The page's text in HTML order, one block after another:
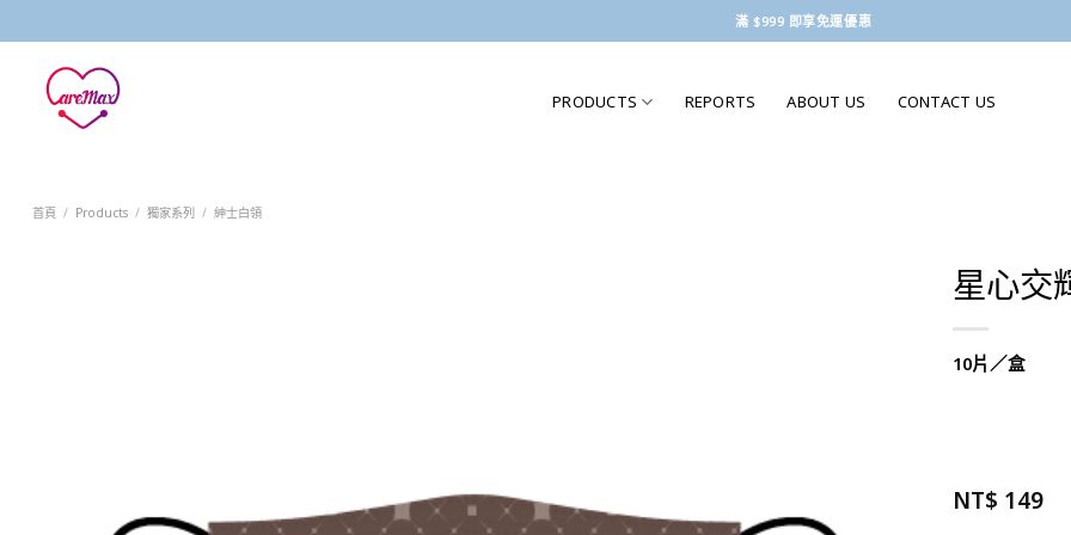
to
content
滿 $999 即享免運優惠
PRODUCTS REPORTS ABOUT US CONTACT US
首頁 / Products / 獨家系列 / 紳士白領
星心交
10片／盒
NT$ 149